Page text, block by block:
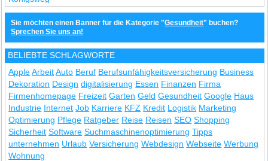
Sie möchten einen Banner für die Kategorie "Gesundheit" buchen?
Sprechen Sie uns an!
BELIEBTE SCHLAGWORTE
Apple Arbeit Auto Beruf Berufsunfähigkeitsversicherung Business
Dekoration Design digitalisierung Essen Finanzen Firma
Firmenhomepage Freizeit Garten Geld Gesundheit Google Haus
Industrie Internet Job Karriere KFZ Kredit Logistik Marketing
Optimierung Pflege Ratgeber Reise Reisen SEO Shopping
Sicherheit Software Suchmaschinenoptimierung Tipps
unternehmen Urlaub Versicherung Webdesign Webseite Werbung
Wohnung